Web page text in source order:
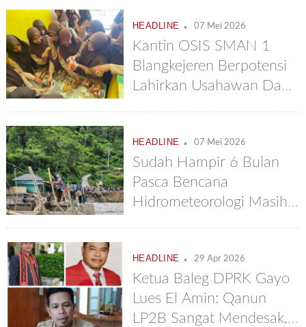
HEADLINE . 07 Mei 2026
Kantin OSIS SMAN 1
Blangkejeren Berpotensi
Lahirkan Usahawan Dan
HEADLINE . 07 Mei 2026
Sudah Hampir 6 Bulan
Pasca Bencana
Hidrometeorologi Masih
HEADLINE . 29 Apr 2026
Ketua Baleg DPRK Gayo
Lues El Amin: Qanun
LP2B Sangat Mendesak,